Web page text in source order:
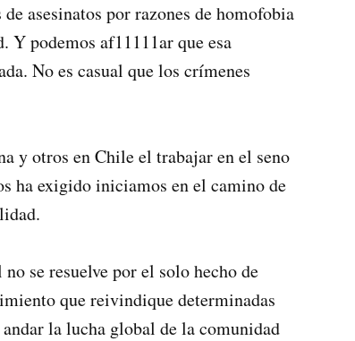
asesinatos por razones de homofobia
podemos af11111ar que esa
No es casual que los crímenes
y otros en Chile el trabajar en el seno
ha exigido iniciamos en el camino de
se resuelve por el solo hecho de
que reivindique determinadas
la lucha global de la comunidad